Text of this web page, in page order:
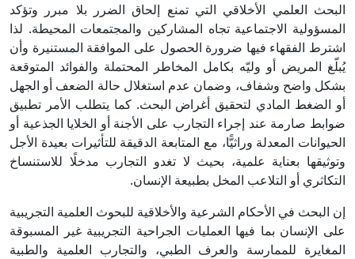
البحث العلمي الأخلاقي التي تمنع إلحاق الضرر بلا مبرر وتؤكد
المسؤولية الاجتماعية تجاه المشاركين والمجتمعات المحيطة. لذا
اشترط الفقهاء فيها ضرورة الحصول على الموافقة المستنيرة وأن
يُبلّغ المريض أو وليّه بكامل المخاطر المحتملة والفوائد المتوقعة
بشكل واضح وشفاف، وضمان عدم استغلال حالة الضعف أو الجهل
أو الضغط المادي لتحقيق أغراض البحث. كما يتطلب الأمر تطبيق
ضوابط صارمة عند إجراء التجارب على الأجنة أو الخلايا الجذعية أو
الحيوانات المعدلة وراثيًّا، مع المتابعة الدقيقة للتأثيرات بعيدة الأجل
وتوثيقها بعناية علمية، بحيث لا تغدو التجارب مدخلًا للاستنساخ
التكاثري أو التلاعب المخل بطبيعة الإنسان.
إن البحث في الأحكام الشرعية والأخلاقية للبحوث العلمية التجريبية
على الإنسان بما فيها العمليات الجراحية التجريبية غير المسبوقة
المغايرة للممارسة والعرف الطبي، والتجارب العلمية والطبية